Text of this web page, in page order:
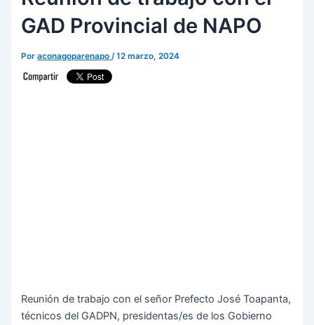
GAD Provincial de NAPO
Poraconagoparenapo/12 marzo, 2024
Reunión de trabajo con el señor Prefecto José Toapanta,
técnicos del GADPN, presidentas/es de los Gobierno